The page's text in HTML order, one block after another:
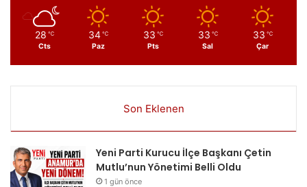
28 ℃
Cts
34 ℃
Paz
33 ℃
Pts
33 ℃
Sal
33 ℃
Çar
Son Eklenen
Yeni Parti Kurucu İlçe Başkanı Çetin
Mutlu’nun Yönetimi Belli Oldu
1 gün önce